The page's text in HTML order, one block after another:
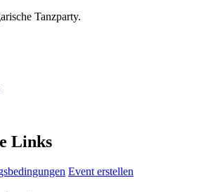
Tanzparty.
Links
Event erstellen